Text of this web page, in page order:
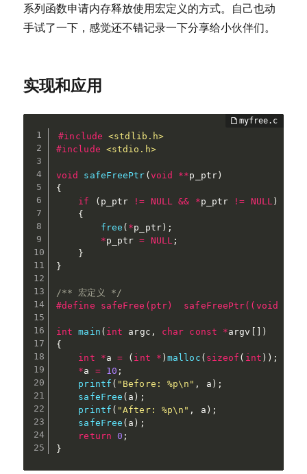
系列函数申请内存释放使用宏定义的方式。自己也动
手试了一下，感觉还不错记录一下分享给小伙伴们。
实现和应用
#include
<stdlib.h>
#include <stdio.h>
void safeFreePtr (void **p_ptr)
{
if
( p_ptr != NULL && *p_ptr != NULL )
{
free ( *p_ptr) ;
*p_ptr = NULL ;
}
}
/** 宏定义 */
#define safeFree(ptr)  safeFreePtr((void
int main ( int argc , char const *argv [ ] )
{
int
*a = ( int * )malloc ( sizeof ( int ) ) ;
*a = 10 ;
printf ( "Before: %p\n" , a ) ;
safeFree ( a ) ;
printf ( "After: %p\n" , a ) ;
safeFree ( a ) ;
return
0 ;
}